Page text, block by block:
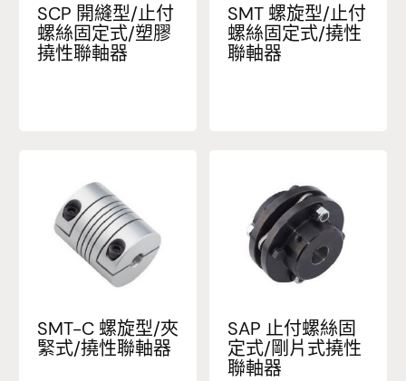
SCP 開縫型/止付
螺絲固定式/塑膠
撓性聯軸器
SMT 螺旋型/止付
螺絲固定式/撓性
聯軸器
SMT-C 螺旋型/夾
緊式/撓性聯軸器
SAP 止付螺絲固
定式/剛片式撓性
聯軸器